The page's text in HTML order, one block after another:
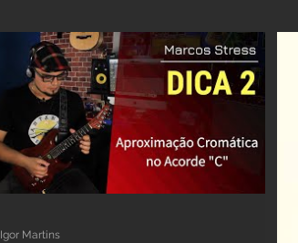
Igor Martins